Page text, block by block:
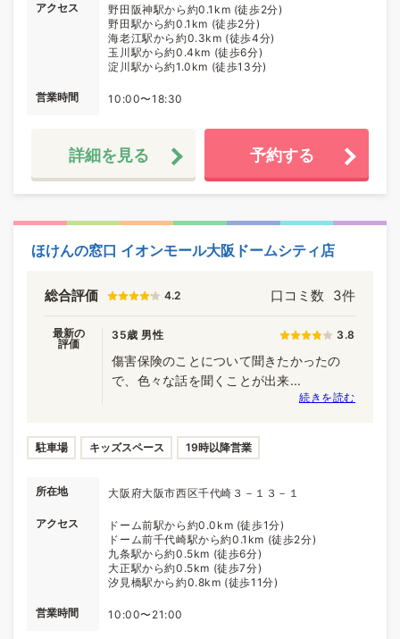
アクセス
野田阪神駅から約0.1km (徒歩2分)
野田駅から約0.1km (徒歩2分)
海老江駅から約0.3km (徒歩4分)
玉川駅から約0.4km (徒歩6分)
淀川駅から約1.0km (徒歩13分)
営業時間 10:00〜18:30
詳細を見る 予約する
ほけんの窓口 イオンモール大阪ドームシティ店
総合評価 4.2 口コミ数 3件
最新の
評価
35歳 男性 3.8
傷害保険のことについて聞きたかったの
で、色々な話を聞くことが出来...
続きを読む
駐車場 キッズスペース 19時以降営業
所在地 大阪府大阪市西区千代崎３－１３－１
アクセス
ドーム前駅から約0.0km (徒歩1分)
ドーム前千代崎駅から約0.1km (徒歩2分)
九条駅から約0.5km (徒歩6分)
大正駅から約0.5km (徒歩7分)
汐見橋駅から約0.8km (徒歩11分)
営業時間 10:00〜21:00